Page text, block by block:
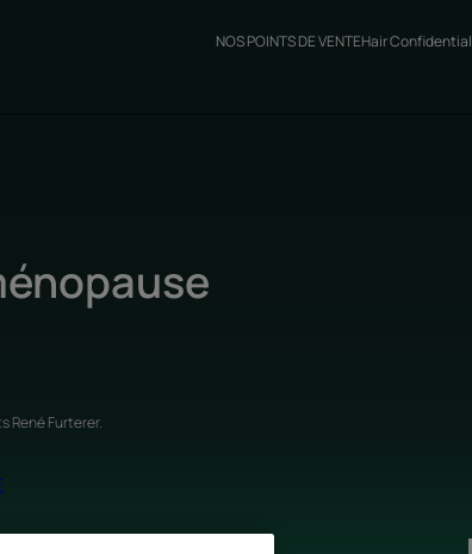
NOS POINTS DE VENTEHair Confidential
René Furterer.